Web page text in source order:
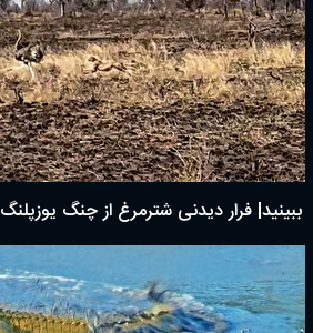
ببینید| فرار دیدنی شترمرغ از چنگ یوزپلنگ